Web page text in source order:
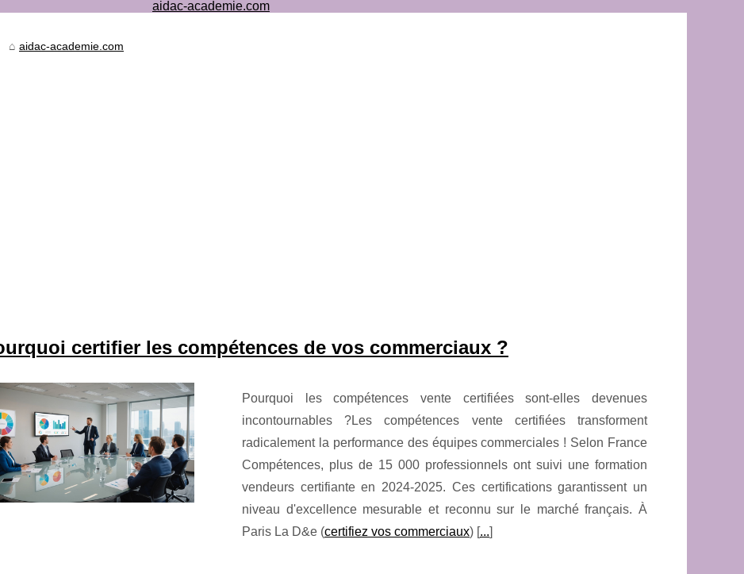
aidac-academie.com
certifier les compétences de vos commerciaux ?
Pourquoi les compétences vente certifiées sont-elles devenues
incontournables ?Les compétences vente certifiées transforment
radicalement la performance des équipes commerciales ! Selon France
Compétences, plus de 15 000 professionnels ont suivi une formation
vendeurs certifiante en 2024-2025. Ces certifications garantissent un
niveau d'excellence mesurable et reconnu sur le marché français. À
Paris La D&e (certifiez vos commerciaux) [...]
aidac-academie.com